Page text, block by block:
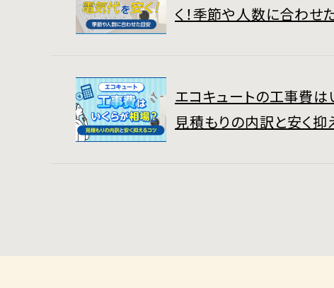
く！季節や人数に合わせ
エコキュートの工事費は
見積もりの内訳と安く抑